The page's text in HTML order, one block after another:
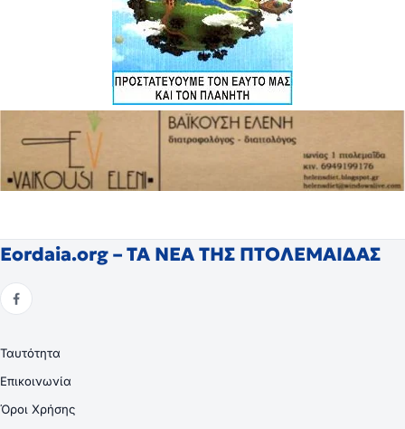
Eordaia.org – ΤΑ ΝΕΑ ΤΗΣ ΠΤΟΛΕΜΑΙΔΑΣ
Ταυτότητα
Επικοινωνία
Όροι Χρήσης